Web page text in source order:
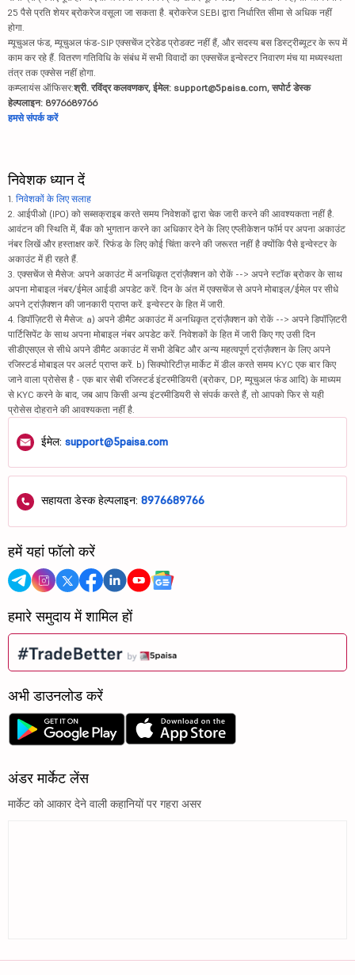
25 पैसे प्रति शेयर ब्रोकरेज वसूला जा सकता है. ब्रोकरेज SEBI द्वारा निर्धारित सीमा से अधिक नहीं
होगा.
म्यूचुअल फंड, म्यूचुअल फंड-SIP एक्सचेंज ट्रेडेड प्रोडक्ट नहीं हैं, और सदस्य बस डिस्ट्रीब्यूटर के रूप में
काम कर रहे हैं. वितरण गतिविधि के संबंध में सभी विवादों का एक्सचेंज इन्वेस्टर निवारण मंच या मध्यस्थता
तंत्र तक एक्सेस नहीं होगा.
कम्प्लायंस ऑफिसर:श्री. रविंद्र कलवणकर, ईमेल: support@5paisa.com, सपोर्ट डेस्क
हेल्पलाइन: 8976689766
हमसे संपर्क करें
निवेशक ध्यान दें
1. निवेशकों के लिए सलाह
2. आईपीओ (IPO) को सब्सक्राइब करते समय निवेशकों द्वारा चेक जारी करने की आवश्यकता नहीं है.
आवंटन की स्थिति में, बैंक को भुगतान करने का अधिकार देने के लिए एप्लीकेशन फॉर्म पर अपना अकाउंट
नंबर लिखें और हस्ताक्षर करें. रिफंड के लिए कोई चिंता करने की जरूरत नहीं है क्योंकि पैसे इन्वेस्टर के
अकाउंट में ही रहते हैं.
3. एक्सचेंज से मैसेज: अपने अकाउंट में अनधिकृत ट्रांज़ैक्शन को रोकें --> अपने स्टॉक ब्रोकर के साथ
अपना मोबाइल नंबर/ईमेल आईडी अपडेट करें. दिन के अंत में एक्सचेंज से अपने मोबाइल/ईमेल पर सीधे
अपने ट्रांज़ैक्शन की जानकारी प्राप्त करें. इन्वेस्टर के हित में जारी.
4. डिपॉज़िटरी से मैसेज: a) अपने डीमैट अकाउंट में अनधिकृत ट्रांज़ैक्शन को रोकें --> अपने डिपॉज़िटरी
पार्टिसिपेंट के साथ अपना मोबाइल नंबर अपडेट करें. निवेशकों के हित में जारी किए गए उसी दिन
सीडीएसएल से सीधे अपने डीमैट अकाउंट में सभी डेबिट और अन्य महत्वपूर्ण ट्रांज़ैक्शन के लिए अपने
रजिस्टर्ड मोबाइल पर अलर्ट प्राप्त करें. b) सिक्योरिटीज़ मार्केट में डील करते समय KYC एक बार किए
जाने वाला प्रोसेस है - एक बार सेबी रजिस्टर्ड इंटरमीडियरी (ब्रोकर, DP, म्यूचुअल फंड आदि) के माध्यम
से KYC करने के बाद, जब आप किसी अन्य इंटरमीडियरी से संपर्क करते हैं, तो आपको फिर से यही
प्रोसेस दोहराने की आवश्यकता नहीं है.
ईमेल: support@5paisa.com
सहायता डेस्क हेल्पलाइन: 8976689766
हमें यहां फॉलो करें
हमारे समुदाय में शामिल हों
अभी डाउनलोड करें
अंडर मार्केट लेंस
मार्केट को आकार देने वाली कहानियों पर गहरा असर